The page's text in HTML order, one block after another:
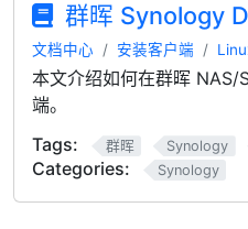
群晖 Synology
文档中心 安装客户端
本文介绍如何在群晖
端。
Tags:
群晖 Synology
Categories: Synology